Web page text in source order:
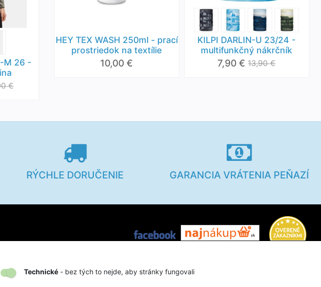
Technické - bez tých to nejde, aby stránky fungovali
M 26 -
€
HEY TEX WASH 250ml - prací
prostriedok na textílie
10,00 €
KILPI DARLIN-U 23/24 -
multifunkčný nákrčník
7,90 € 13,90 €
RÝCHLE DORUČENIE GARANCIA VRÁTENIA PEŇAZÍ
Firmy a organizácie
Užitočné info